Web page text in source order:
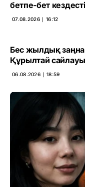
бетпе-бет кездесті
07.08.2026 ∣ 16:12
Бес жылдық
Құрылтай
06.08.2026 ∣ 18:59